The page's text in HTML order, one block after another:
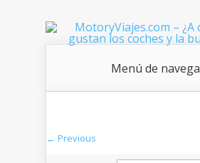
Menú de
← Previous